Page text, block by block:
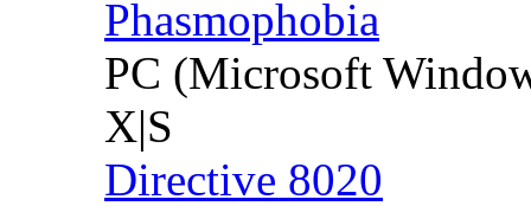
Phasmophobia
PC (Microsoft
X|S
Directive 8020